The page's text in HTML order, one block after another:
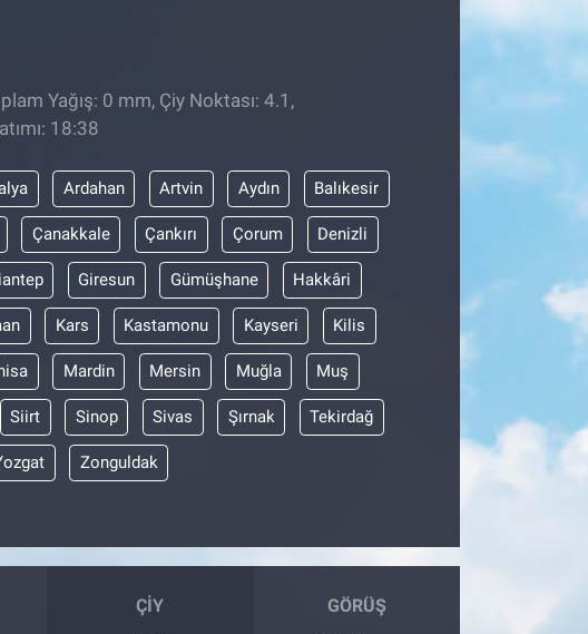
Yağış: 0 mm, Çiy Noktası: 4.1,
18:38
Ardahan Artvin Aydın Balıkesir
Çanakkale Çankırı Çorum Denizli
Giresun Gümüşhane Hakkâri
Kars Kastamonu Kayseri Kilis
Mardin Mersin Muğla Muş
Siirt Sinop Sivas Şırnak Tekirdağ
Zonguldak
ÇIY GÖRÜŞ